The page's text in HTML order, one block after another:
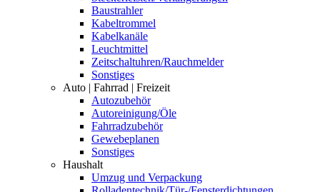
Baustrahler
Kabeltrommel
Kabelkanäle
Leuchtmittel
Zeitschaltuhren/Rauchmelder
Sonstiges
Auto | Fahrrad | Freizeit
Autozubehör
Autoreinigung/Öle
Fahrradzubehör
Gewebeplanen
Sonstiges
Haushalt
Umzug und Verpackung